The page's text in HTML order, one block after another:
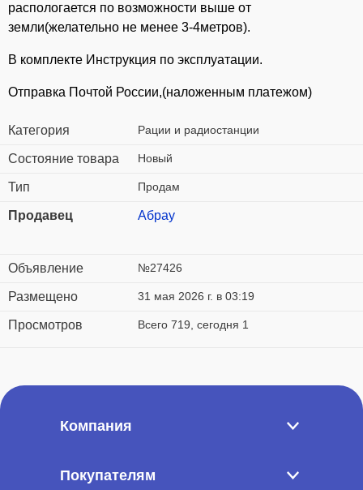
распологается по возможности выше от
земли(желательно не менее 3-4метров).
В комплекте Инструкция по эксплуатации.
Отправка Почтой России,(наложенным платежом)
Категория Рации и радиостанции
Состояние товара Новый
Тип Продам
Продавец Абрау
Объявление №27426
Размещено 31 мая 2026 г. в 03:19
Просмотров Всего 719, сегодня 1
Компания
Покупателям